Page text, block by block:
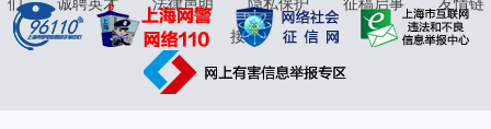
们
诚聘英才 法律声明 隐私保护 征稿启事
友情链
接